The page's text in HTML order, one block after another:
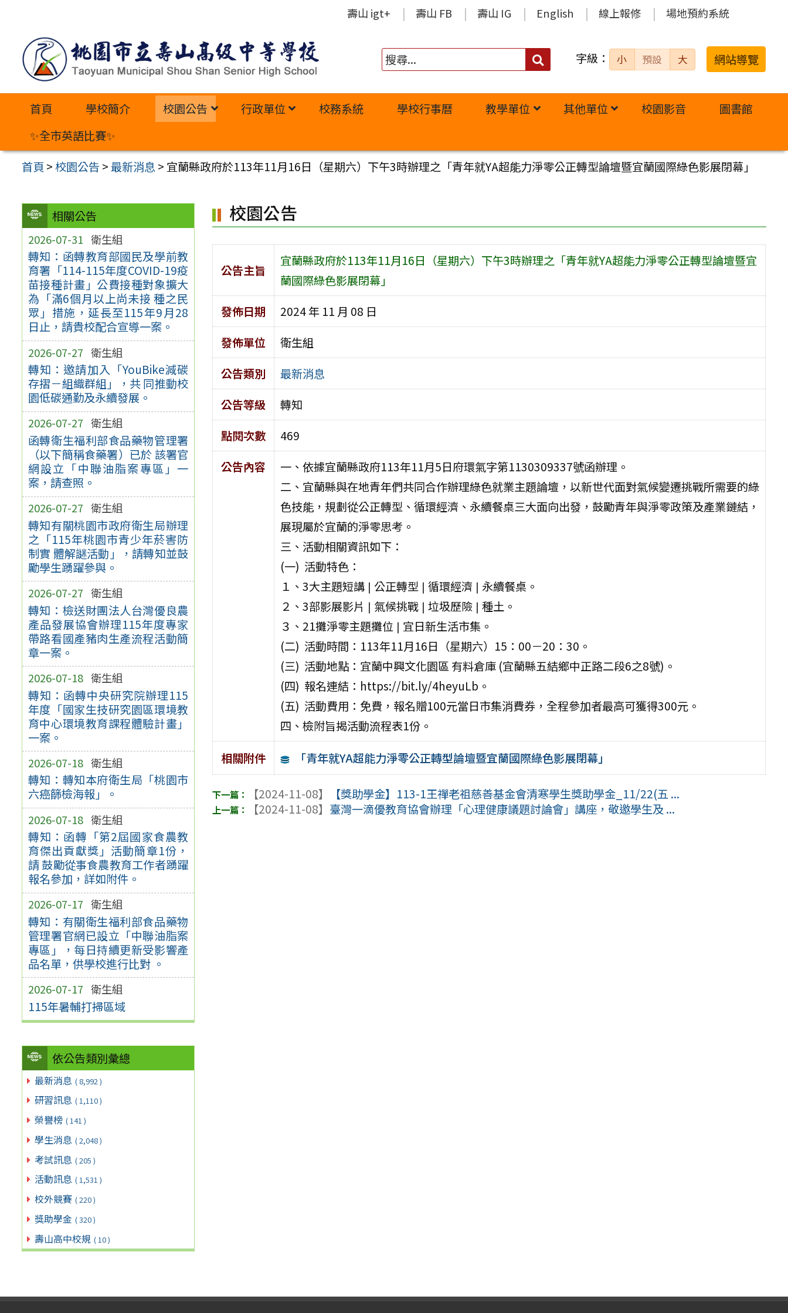
內
壽山 igt+ 壽山 FB 壽山 IG English 線上報修 場地預約系統
搜
字級： 小 預設 大 網站導覽
首頁 學校簡介 校園公告 行政單位 校務系統 學校行事曆 教學單位 其他單位 校園影音
圖書館
✨全市英語比賽✨
首頁 >校園公告 >最新消息 > 宜蘭縣政府於113年11月16日（星期六）下午3時辦理之「青年就YA超能力淨零公正轉型論壇暨宜蘭國際綠色影展閉幕」
相關公告
2026-07-31 衛生組
轉知：函轉教育部國民及學前教
育署「114-115年度COVID-19疫
苗接種計畫」公費接種對象擴大
為「滿6個月以上尚未接 種之民
眾」措施，延長至115年9月28
日止，請貴校配合宣導一案。
2026-07-27 衛生組
轉知：邀請加入「YouBike減碳
存摺－組織群組」，共 同推動校
園低碳通勤及永續發展。
2026-07-27 衛生組
函轉衛生福利部食品藥物管理署
（以下簡稱食藥署）已於 該署官
網設立「中聯油脂案專區」一
案，請查照。
2026-07-27 衛生組
轉知有關桃園市政府衛生局辦理
之「115年桃園市青少年菸害防
制實 體解謎活動」，請轉知並鼓
勵學生踴躍參與。
2026-07-27 衛生組
轉知：檢送財團法人台灣優良農
產品發展協會辦理115年度專家
帶路看國產豬肉生產流程活動簡
章一案。
2026-07-18 衛生組
轉知：函轉中央研究院辦理115
年度「國家生技研究園區環境教
育中心環境教育課程體驗計畫」
一案。
2026-07-18 衛生組
轉知：轉知本府衛生局「桃園市
六癌篩檢海報」。
2026-07-18 衛生組
轉知：函轉「第2屆國家食農教
育傑出貢獻獎」活動簡章1份，
請 鼓勵從事食農教育工作者踴躍
報名參加，詳如附件。
2026-07-17 衛生組
轉知：有關衛生福利部食品藥物
管理署官網已設立「中聯油脂案
專區」，每日持續更新受影響產
品名單，供學校進行比對 。
2026-07-17 衛生組
115年暑輔打掃區域
依公告類別彙總
最新消息 ( 8,992 )
研習訊息 ( 1,110 )
榮譽榜 ( 141 )
學生消息 ( 2,048 )
考試訊息 ( 205 )
活動訊息 ( 1,531 )
校外競賽 ( 220 )
獎助學金 ( 320 )
壽山高中校規 ( 10 )
校園公告
公告主旨
宜蘭縣政府於113年11月16日（星期六）下午3時辦理之「青年就YA超能力淨零公正轉型論壇暨宜
蘭國際綠色影展閉幕」
發佈日期
2024 年 11 月 08 日
發佈單位
衛生組
公告類別
最新消息
公告等級
轉知
點閱次數
469
公告內容
一、依據宜蘭縣政府113年11月5日府環氣字第1130309337號函辦理。
二、宜蘭縣與在地青年們共同合作辦理綠色就業主題論壇，以新世代面對氣候變遷挑戰所需要的綠
色技能，規劃從公正轉型、循環經濟、永續餐桌三大面向出發，鼓勵青年與淨零政策及產業鏈結，
展現屬於宜蘭的淨零思考。
三、活動相關資訊如下：
(一) 活動特色：
１、3大主題短講❘公正轉型❘循環經濟❘永續餐桌。
２、3部影展影片❘氣候挑戰❘垃圾歷險❘種土。
３、21攤淨零主題攤位❘宜日新生活市集。
(二) 活動時間：113年11月16日（星期六）15：00－20：30。
(三) 活動地點：宜蘭中興文化園區 有料倉庫 (宜蘭縣五結鄉中正路二段6之8號)。
(四) 報名連結：https://bit.ly/4heyuLb。
(五) 活動費用：免費，報名贈100元當日市集消費券，全程參加者最高可獲得300元。
四、檢附旨揭活動流程表1份。
相關附件
「青年就YA超能力淨零公正轉型論壇暨宜蘭國際綠色影展閉幕」
【2024-11-08】
【獎助學金】113-1王禪老祖慈善基金會清寒學生獎助學金_11/22(五 ...
【2024-11-08】 臺灣一滴優教育協會辦理「心理健康議題討論會」講座，敬邀學生及 ...